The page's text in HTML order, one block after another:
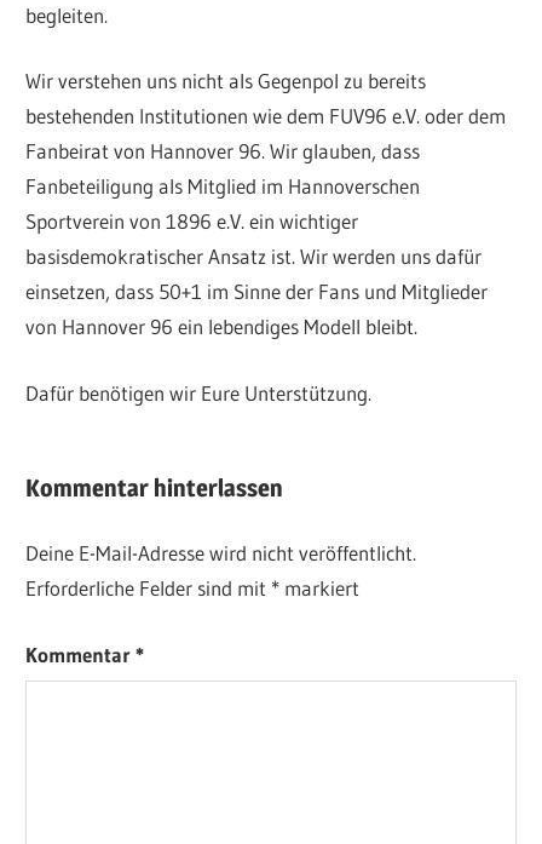
begleiten.
Wir verstehen uns nicht als Gegenpol zu bereits
bestehenden Institutionen wie dem FUV96 e.V. oder dem
Fanbeirat von Hannover 96. Wir glauben, dass
Fanbeteiligung als Mitglied im Hannoverschen
Sportverein von 1896 e.V. ein wichtiger
basisdemokratischer Ansatz ist. Wir werden uns dafür
einsetzen, dass 50+1 im Sinne der Fans und Mitglieder
von Hannover 96 ein lebendiges Modell bleibt.
Dafür benötigen wir Eure Unterstützung.
Kommentar hinterlassen
Deine E-Mail-Adresse wird nicht veröffentlicht.
Erforderliche Felder sind mit * markiert
Kommentar*